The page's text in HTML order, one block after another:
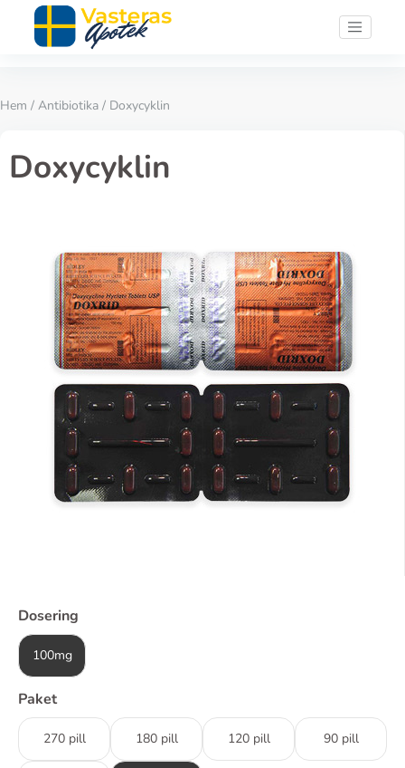
Hem / Antibiotika / Doxycyklin
Doxycyklin
Dosering
100mg
Paket
270 pill 180 pill 120 pill 90 pill